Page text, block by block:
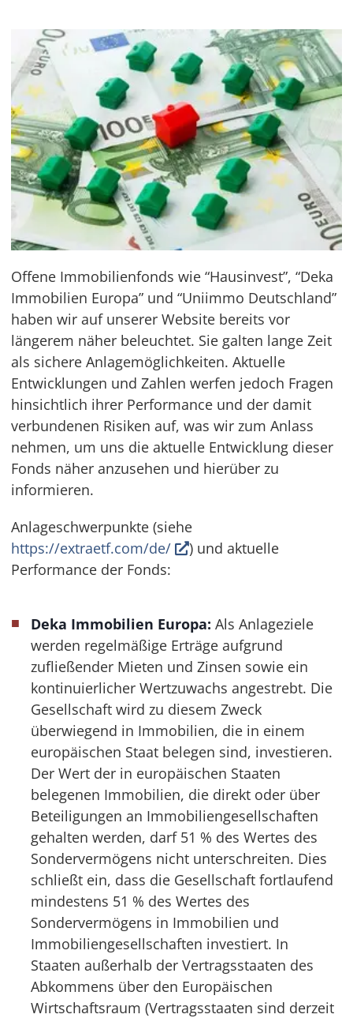
Offene Immobilienfonds wie “Hausinvest”, “Deka
Immobilien Europa” und “Uniimmo Deutschland”
haben wir auf unserer Website bereits vor
längerem näher beleuchtet. Sie galten lange Zeit
als sichere Anlagemöglichkeiten. Aktuelle
Entwicklungen und Zahlen werfen jedoch Fragen
hinsichtlich ihrer Performance und der damit
verbundenen Risiken auf, was wir zum Anlass
nehmen, um uns die aktuelle Entwicklung dieser
Fonds näher anzusehen und hierüber zu
informieren.
Anlageschwerpunkte (siehe
https://extraetf.com/de/
) und aktuelle
Performance der Fonds:
Deka Immobilien Europa: Als Anlageziele
werden regelmäßige Erträge aufgrund
zufließender Mieten und Zinsen sowie ein
kontinuierlicher Wertzuwachs angestrebt. Die
Gesellschaft wird zu diesem Zweck
überwiegend in Immobilien, die in einem
europäischen Staat belegen sind, investieren.
Der Wert der in europäischen Staaten
belegenen Immobilien, die direkt oder über
Beteiligungen an Immobiliengesellschaften
gehalten werden, darf 51 % des Wertes des
Sondervermögens nicht unterschreiten. Dies
schließt ein, dass die Gesellschaft fortlaufend
mindestens 51 % des Wertes des
Sondervermögens in Immobilien und
Immobiliengesellschaften investiert. In
Staaten außerhalb der Vertragsstaaten des
Abkommens über den Europäischen
Wirtschaftsraum (Vertragsstaaten sind derzeit